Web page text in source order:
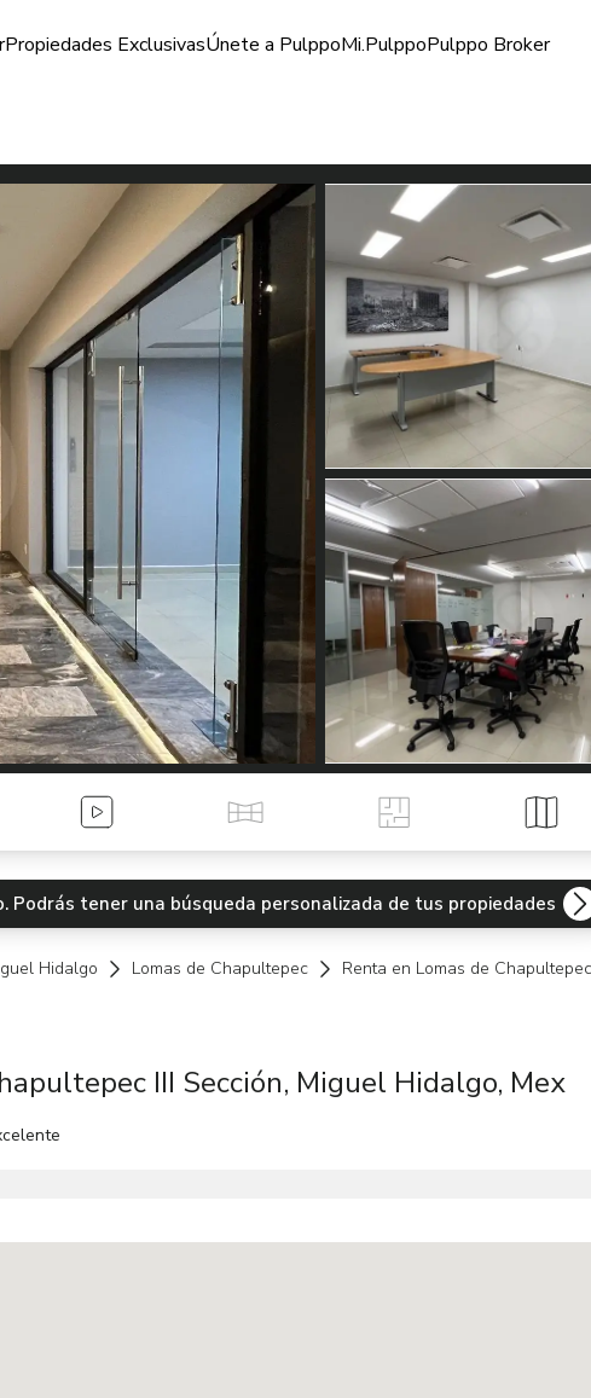
Propiedades ExclusivasÚnete a PulppoMi.PulppoPulppo Broker
Videos Tour Virtual Planos Mapa
Podrás tener una búsqueda personalizada de tus propiedades
Hidalgo Lomas de Chapultepec Renta en Lomas de
III Sección, Miguel Hidalgo, Mex